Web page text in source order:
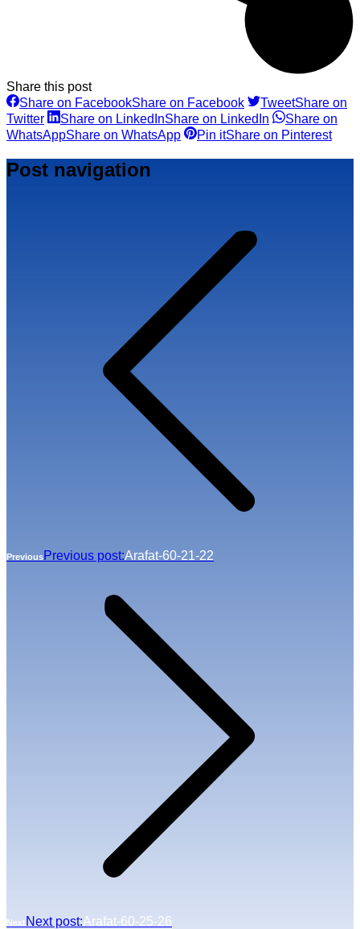
Share this post
Share on FacebookShare on Facebook TweetShare on
Twitter
Share on LinkedInShare on LinkedIn
Share on
WhatsAppShare on WhatsApp Pin itShare on Pinterest
Post navigation
PreviousPrevious post:Arafat-60-21-22
Next Next post:Arafat-60-25-26